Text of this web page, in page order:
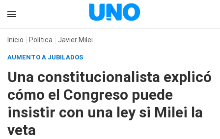
Inicio Política Javier Milei
AUMENTO A JUBILADOS
Una constitucionalista explicó
cómo el Congreso puede
insistir con una ley si Milei la
veta